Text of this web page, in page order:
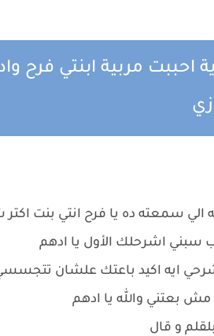
احببت مربية ابنتي فرح
الي سمعته ده يا فرح انتي بنت
سبني اشرحلك الأول يا ادهم
ايه اكيد باعتك علشان
بعتني والله يا ادهم
و قال